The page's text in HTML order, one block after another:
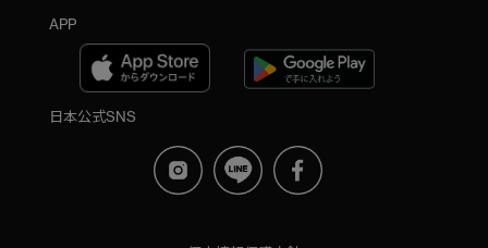
APP
日本公式SNS